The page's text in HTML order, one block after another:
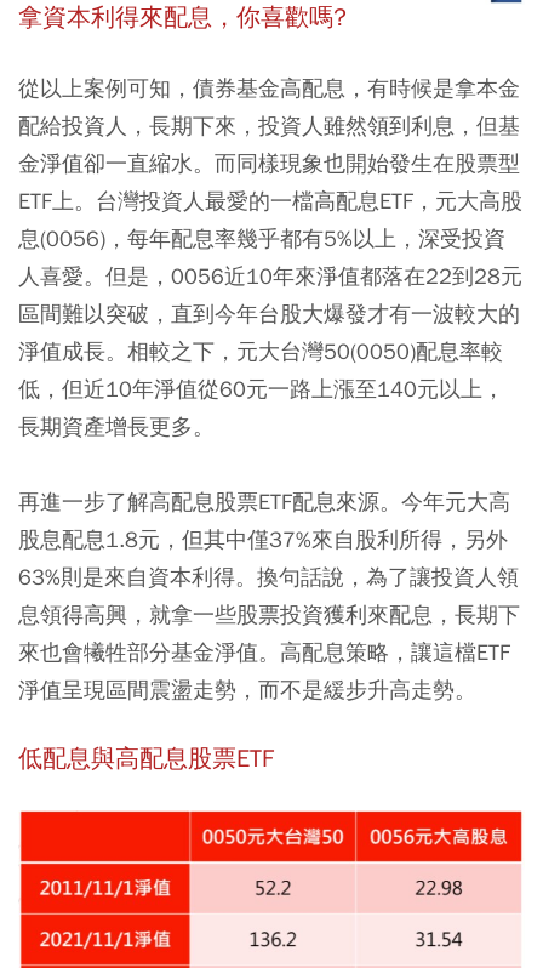
拿資本利得來配息，你喜歡嗎?
從以上案例可知，債券基金高配息，有時候是拿本金
配給投資人，長期下來，投資人雖然領到利息，但基
金淨值卻一直縮水。而同樣現象也開始發生在股票型
ETF上。 台灣投資人最愛的一檔高配息ETF，元大高股
息(0056)，每年配息率幾乎都有5%以上，深受投資
人喜愛。但是，0056近10年來淨值都落在22到28元
區間難以突破，直到今年台股大爆發才有一波較大的
淨值成長。相較之下，元大台灣50(0050)配息率較
低，但近10年淨值從60元一路上漲至140元以上，
長期資產增長更多。
再進一步了解高配息股票ETF配息來源。今年元大高
股息配息1.8元，但其中僅37%來自股利所得，另外
63%則是來自資本利得。換句話說，為了讓投資人領
息領得高興，就拿一些股票投資獲利來配息，長期下
來也會犧牲部分基金淨值。高配息策略，讓這檔ETF
淨值呈現區間震盪走勢，而不是緩步升高走勢。
低配息與高配息股票ETF